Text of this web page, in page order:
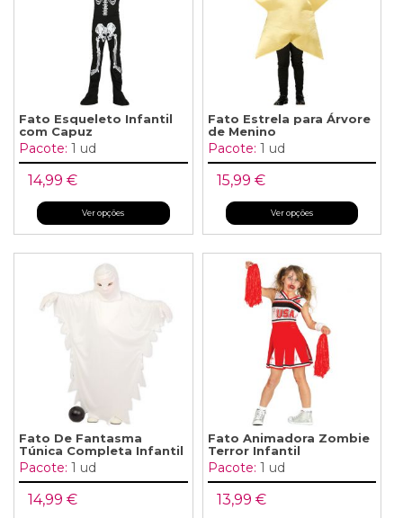
Fato Esqueleto Infantil
com Capuz
Pacote: 1 ud
14,99 €
Ver opções
Fato Estrela para Árvore
de Menino
Pacote: 1 ud
15,99 €
Ver opções
Fato De Fantasma
Túnica Completa Infantil
Pacote: 1 ud
14,99 €
Fato Animadora Zombie
Terror Infantil
Pacote: 1 ud
13,99 €